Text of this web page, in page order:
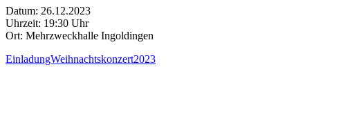
Datum: 26.12.2023
Uhrzeit: 19:30 Uhr
Ort: Mehrzweckhalle Ingoldingen
EinladungWeihnachtskonzert2023